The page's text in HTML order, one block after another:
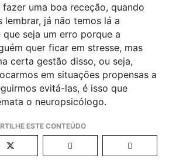
uma boa receção, quando
lembrar, já não temos lá a
seja um erro porque a
quer ficar em stresse, mas
certa gestão disso, ou seja,
em situações propensas a
evitá-las, é isso que
o neuropsicólogo.